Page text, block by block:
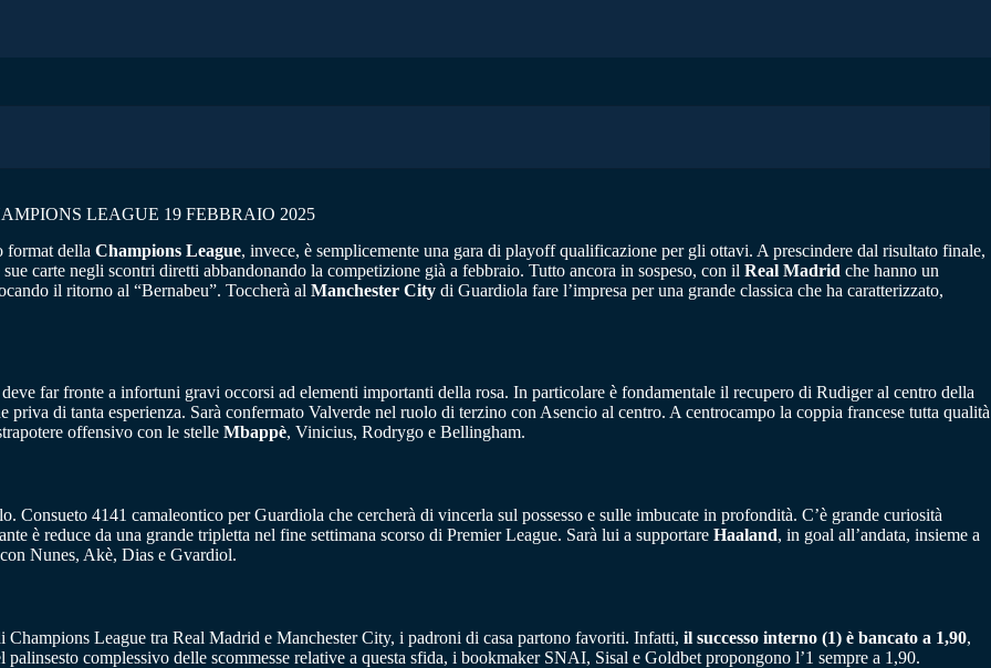
LEAGUE 19 FEBBRAIO 2025
format della Champions League, invece, è semplicemente una gara di playoff qualificazione per gli ottavi. A prescindere dal risultato finale,
carte negli scontri diretti abbandonando la competizione già a febbraio. Tutto ancora in sospeso, con il Real Madrid che hanno un
il ritorno al “Bernabeu”. Toccherà al Manchester City di Guardiola fare l’impresa per una grande classica che ha caratterizzato,
far fronte a infortuni gravi occorsi ad elementi importanti della rosa. In particolare è fondamentale il recupero di Rudiger al centro della
di tanta esperienza. Sarà confermato Valverde nel ruolo di terzino con Asencio al centro. A centrocampo la coppia francese tutta qualità
offensivo con le stelle Mbappè, Vinicius, Rodrygo e Bellingham.
Consueto 4141 camaleontico per Guardiola che cercherà di vincerla sul possesso e sulle imbucate in profondità. C’è grande curiosità
è reduce da una grande tripletta nel fine settimana scorso di Premier League. Sarà lui a supportare Haaland, in goal all’andata, insieme a
Nunes, Akè, Dias e Gvardiol.
Champions League tra Real Madrid e Manchester City, i padroni di casa partono favoriti. Infatti, il successo interno (1) è bancato a 1,90,
complessivo delle scommesse relative a questa sfida, i bookmaker SNAI, Sisal e Goldbet propongono l’1 sempre a 1,90.